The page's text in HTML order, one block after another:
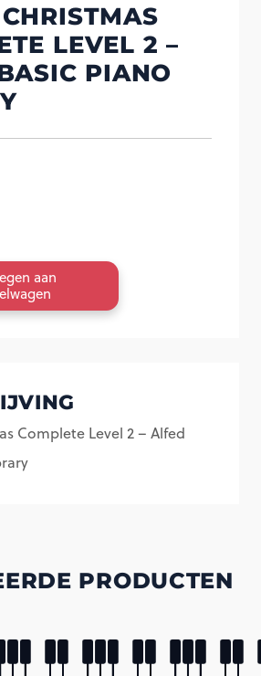
LEVEL 2 –
PIANO
aan
Complete Level 2 – Alfed
PRODUCTEN